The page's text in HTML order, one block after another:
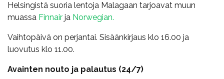
Helsingistä suoria lentoja Malagaan tarjoavat muun
muassa Finnair ja Norwegian.
Vaihtopäivä on perjantai. Sisäänkirjaus klo 16.00 ja
luovutus klo 11.00.
Avainten nouto ja palautus (24/7)